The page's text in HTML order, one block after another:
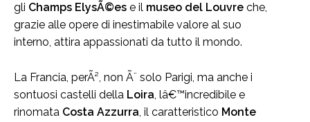
gli Champs ElysÃ©es e il museo del Louvre che,
grazie alle opere di inestimabile valore al suo
interno, attira appassionati da tutto il mondo.
La Francia, perÃ², non Ã¨ solo Parigi, ma anche i
sontuosi castelli della Loira, lâ€™incredibile e
rinomata Costa Azzurra, il caratteristico Monte